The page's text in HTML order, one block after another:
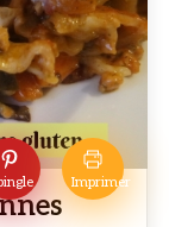
Imprimer